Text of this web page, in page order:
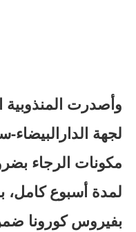
وأصدرت المنذوبية
لجهة
مكونات الرجاء
بفيروس كورونا